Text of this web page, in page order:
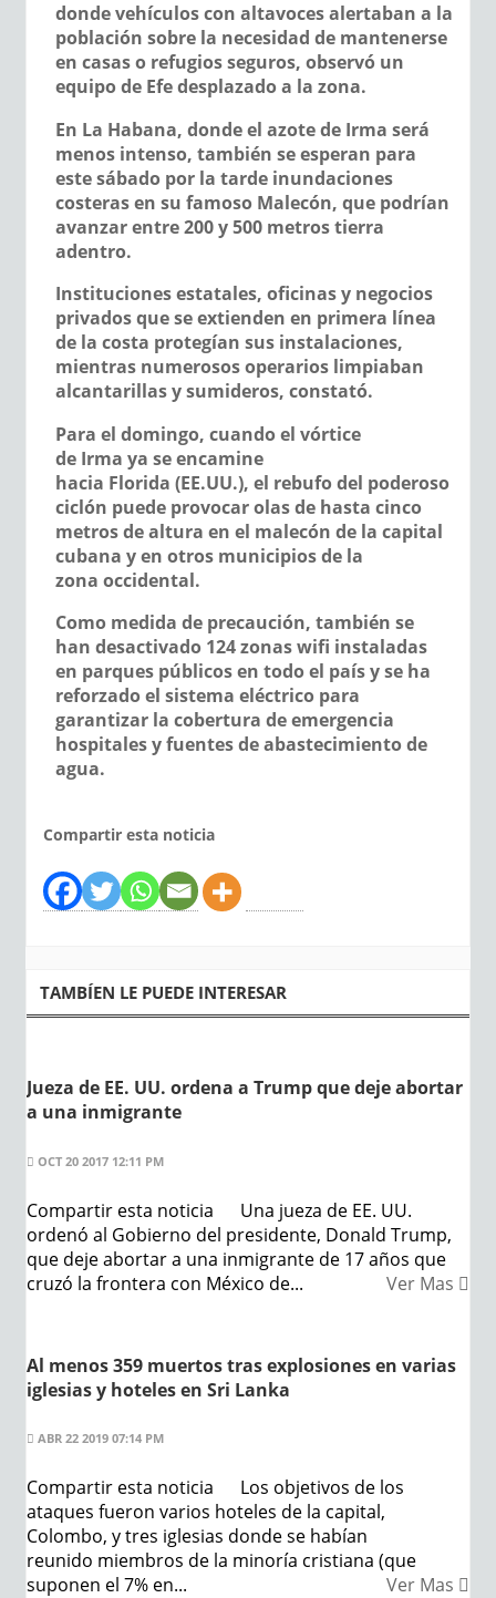
donde vehículos con altavoces alertaban a la
población sobre la necesidad de mantenerse
en casas o refugios seguros, observó un
equipo de Efe desplazado a la zona.
En La Habana, donde el azote de Irma será
menos intenso, también se esperan para
este sábado por la tarde inundaciones
costeras en su famoso Malecón, que podrían
avanzar entre 200 y 500 metros tierra
adentro.
Instituciones estatales, oficinas y negocios
privados que se extienden en primera línea
de la costa protegían sus instalaciones,
mientras numerosos operarios limpiaban
alcantarillas y sumideros, constató.
Para el domingo, cuando el vórtice
de Irma ya se encamine
hacia Florida (EE.UU.), el rebufo del poderoso
ciclón puede provocar olas de hasta cinco
metros de altura en el malecón de la capital
cubana y en otros municipios de la
zona occidental.
Como medida de precaución, también se
han desactivado 124 zonas wifi instaladas
en parques públicos en todo el país y se ha
reforzado el sistema eléctrico para
garantizar la cobertura de emergencia
hospitales y fuentes de abastecimiento de
agua.
Compartir esta noticia
TAMBÍEN LE PUEDE INTERESAR
Jueza de EE. UU. ordena a Trump que deje abortar
a una inmigrante
OCT 20 2017 12:11 PM
Compartir esta noticia Una jueza de EE. UU.
ordenó al Gobierno del presidente, Donald Trump,
que deje abortar a una inmigrante de 17 años que
cruzó la frontera con México de...
Ver Mas
Al menos 359 muertos tras explosiones en varias
iglesias y hoteles en Sri Lanka
ABR 22 2019 07:14 PM
Compartir esta noticia Los objetivos de los
ataques fueron varios hoteles de la capital,
Colombo, y tres iglesias donde se habían
reunido miembros de la minoría cristiana (que
suponen el 7% en...
Ver Mas